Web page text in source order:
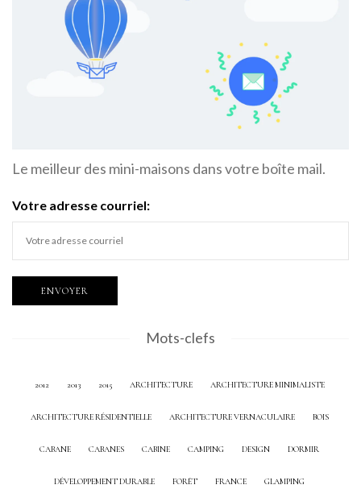
Le meilleur des mini-maisons dans votre boîte mail.
Votre adresse courriel:
Mots-clefs
2012 2013 2015 ARCHITECTURE ARCHITECTURE MINIMALISTE
ARCHITECTURE RÉSIDENTIELLE ARCHITECTURE VERNACULAIRE BOIS
CABANE CABANES CABINE CAMPING DESIGN DORMIR
DÉVELOPPEMENT DURABLE FORÊT FRANCE GLAMPING